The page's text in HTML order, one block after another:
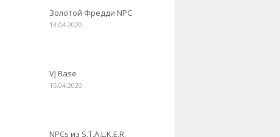
Золотой Фредди NPC
13.04.2020
VJ Base
15.04.2020
NPCs из S.T.A.L.K.E.R.